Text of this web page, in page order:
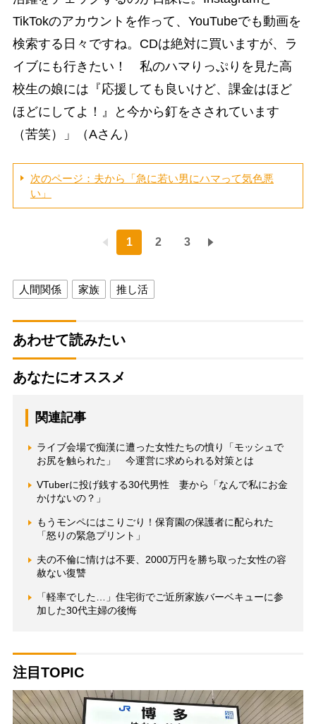
TikTokのアカウントを作って、YouTubeでも動画を
検索する日々ですね。CDは絶対に買いますが、ラ
イブにも行きたい！ 私のハマりっぷりを見た高
校生の娘には『応援しても良いけど、課金はほど
ほどにしてよ！』と今から釘をさされています
（苦笑）」（Aさん）
次のページ：夫から「急に若い男にハマって気色悪
い」
1 2 3
人間関係 家族 推し活
あわせて読みたい
あなたにオススメ
関連記事
ライブ会場で痴漢に遭った女性たちの憤り「モッシュで
お尻を触られた」 今運営に求められる対策とは
VTuberに投げ銭する30代男性 妻から「なんで私にお金
かけないの？」
もうモンペにはこりごり！保育園の保護者に配られた
「怒りの緊急プリント」
夫の不倫に情けは不要、2000万円を勝ち取った女性の容
赦ない復讐
「軽率でした…」住宅街でご近所家族バーベキューに参
加した30代主婦の後悔
注目TOPIC